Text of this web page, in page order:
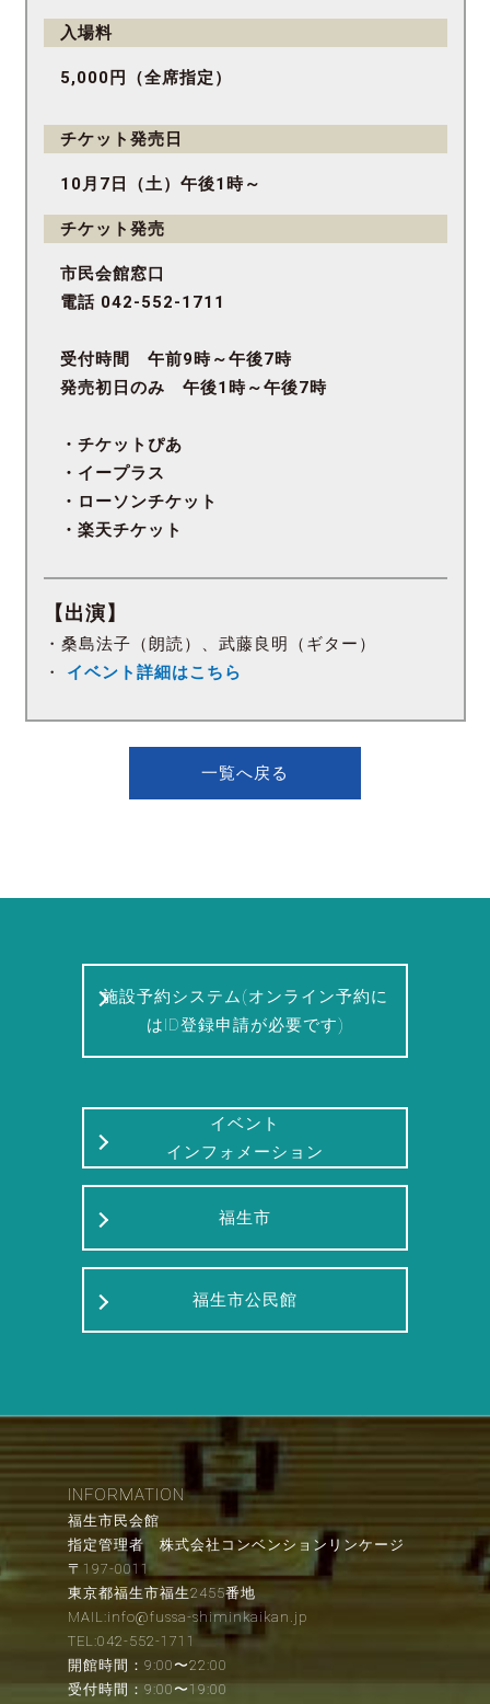
入場料
5,000円（全席指定）
チケット発売日
10月7日（土）午後1時～
チケット発売
市民会館窓口
電話 042-552-1711
受付時間 午前9時～午後7時
発売初日のみ 午後1時～午後7時
・チケットぴあ
・イープラス
・ローソンチケット
・楽天チケット
【出演】
・桑島法子（朗読）、武藤良明（ギター）
・ イベント詳細はこちら
一覧へ戻る
施設予約システム(オンライン予約に
はID登録申請が必要です)
イベント
インフォメーション
福生市
福生市公民館
INFORMATION
福生市民会館
指定管理者 株式会社コンベンションリンケージ
〒197-0011
東京都福生市福生2455番地
MAIL:info@fussa-shiminkaikan.jp
TEL:042-552-1711
開館時間：9:00〜22:00
受付時間：9:00〜19:00